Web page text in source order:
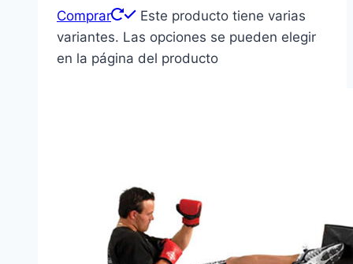
Comprar
Este producto tiene varias
variantes. Las opciones se pueden elegir
en la página del producto